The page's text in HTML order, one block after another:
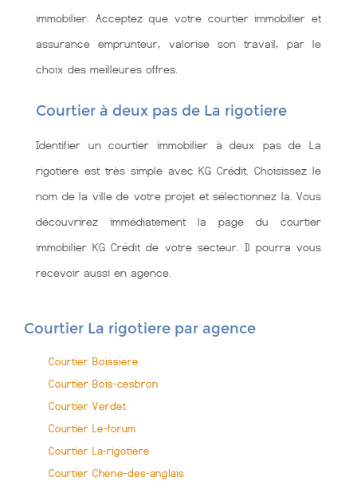
immobilier. Acceptez que votre courtier immobilier et
assurance emprunteur, valorise son travail, par le
choix des meilleures offres.
Courtier à deux pas de La rigotiere
Identifier un courtier immobilier à deux pas de La
rigotiere est très simple avec KG Crédit. Choisissez le
nom de la ville de votre projet et sélectionnez la. Vous
découvrirez immédiatement la page du courtier
immobilier KG Crédit de votre secteur. Il pourra vous
recevoir aussi en agence.
Courtier La rigotiere par agence
Courtier Boissiere
Courtier Bois-cesbron
Courtier Verdet
Courtier Le-forum
Courtier La-rigotiere
Courtier Chene-des-anglais